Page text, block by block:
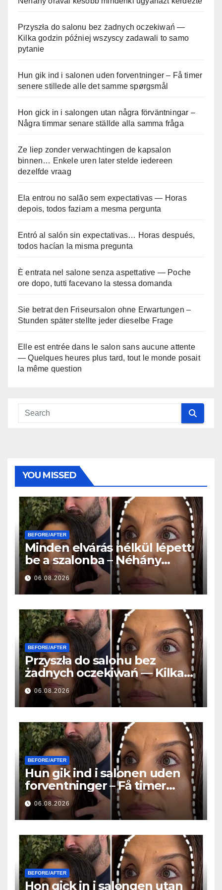
Przyszła do salonu bez żadnych oczekiwań —
Kilka godzin później wszyscy zadawali to samo
pytanie
Hun gik ind i salonen uden forventninger – Få timer
senere stillede alle det samme spørgsmål
Hon gick in i salongen utan några förväntningar –
Några timmar senare ställde alla samma fråga
Ze liep zonder verwachtingen de kapsalon
binnen… Enkele uren later stelde iedereen
dezelfde vraag
Ela entrou no salão sem expectativas — Horas
depois, todos faziam a mesma pergunta
Entró al salón sin expectativas… Horas después,
todos hacían la misma pregunta
È entrata nel salone senza aspettative — Poche
ore dopo, tutti facevano la stessa domanda
Sie betrat den Friseursalon ohne Erwartungen –
Stunden später stellte jeder dieselbe Frage
Elle est entrée dans le salon sans aucune attente
— Quelques heures plus tard, tout le monde posait
la même question
YOU MISSED
BEFORE/AFTER
Minden elvárás nélkül lépett
be a szalonba – Néhány
órával később mindenki
ugyanazt kérdezte
06.08.2026
BEFORE/AFTER
Przyszła do salonu bez
żadnych oczekiwań — Kilka
godzin później wszyscy
zadawali to samo pytanie
06.08.2026
BEFORE/AFTER
Hun gik ind i salonen uden
forventninger – Få timer
senere stillede alle det
samme spørgsmål
06.08.2026
BEFORE/AFTER
Hon gick in i salongen utan